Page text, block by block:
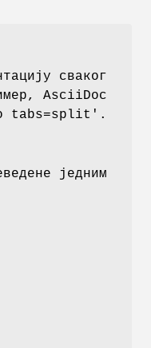
сваког
AsciiDoc
o tabs=split'.
једним